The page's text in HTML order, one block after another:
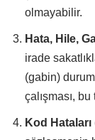
olmayabilir.
Hata, Hile,
irade
(gabin)
çalışması,
Kod